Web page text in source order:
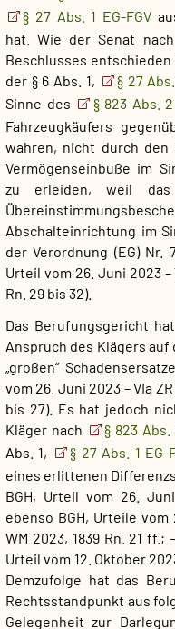
§ 27 Abs. 1 EG-FGV
hat. Wie der Senat
Beschlusses
der § 6 Abs. 1,
§ 27
Sinne des
§ 823 Abs. 2
Fahrzeugkäufers
wahren, nicht durch den
Vermögenseinbuße im
zu erleiden, weil das
Abschalteinrichtung im
der Verordnung (EG) Nr.
Urteil vom 26. Juni 2023 –
Rn. 29 bis 32).
Das Berufungsgericht
Anspruch des Klägers
„großen“
vom 26. Juni 2023 – VIa ZR
bis 27). Es hat jedoch
Kläger nach
§ 823 Abs.
Abs. 1,
§ 27 Abs. 1 EG-
eines erlittenen
BGH, Urteil vom 26.
ebenso BGH, Urteile
WM 2023, 1839 Rn. 21 ff.;
Urteil vom 12. Oktober
Demzufolge hat das
Rechtsstandpunkt aus
Gelegenheit zur